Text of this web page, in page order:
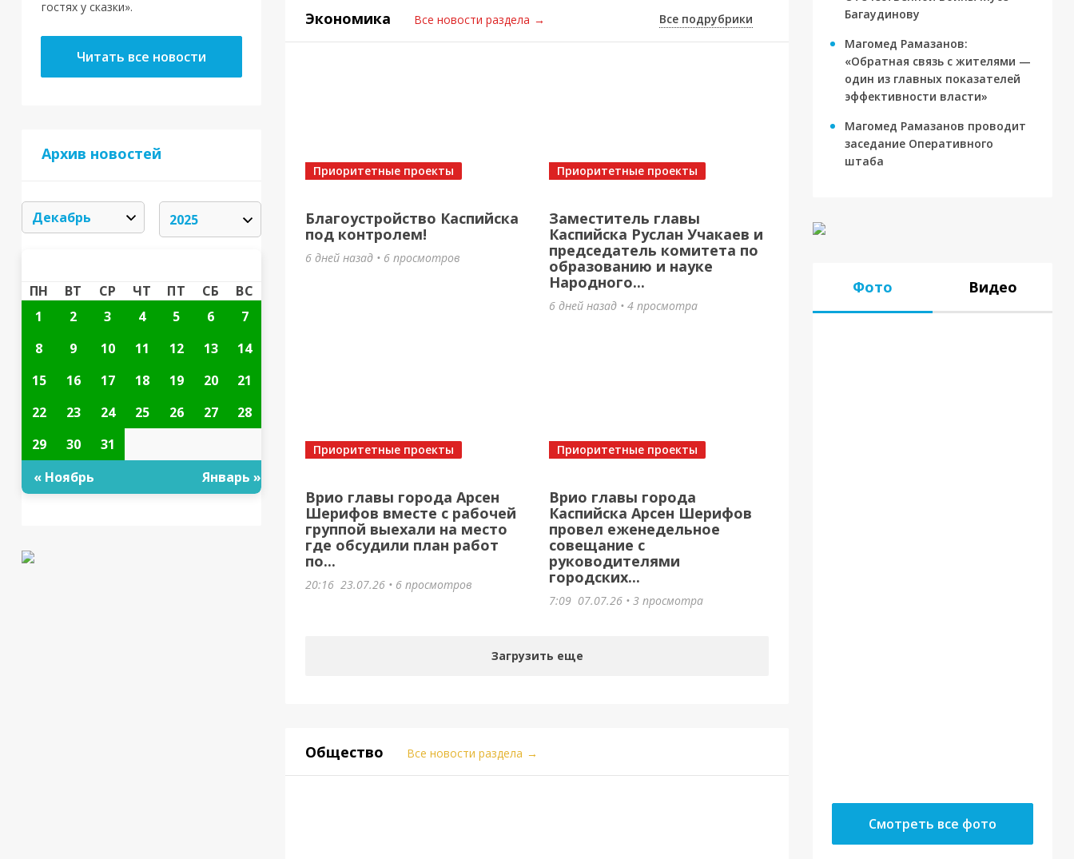
гостях у сказки».
Читать все новости
Архив новостей
ПН ВТ СР ЧТ ПТ СБ
ВС
1
2 3 4 5 6
7
8
9 10 11 12 13
14
15
16 17 18 19 20
21
22
23 24 25 26 27
28
29
30
31
« Ноябрь
Январь »
Золото едет в Каспийск! 🥇
Экономика Все новости раздела → Все подрубрики
Благоустройство Каспийска
под контролем!
Приоритетные проекты
6 дней назад • 6 просмотров
Заместитель главы
Каспийска Руслан Учакаев и
председатель комитета по
образованию и науке
Народного...
Приоритетные проекты
6 дней назад • 4 просмотра
Врио главы города Арсен
Шерифов вместе с рабочей
группой выехали на место
где обсудили план работ
по...
Приоритетные проекты
20:16 23.07.26 • 6 просмотров
Врио главы города
Каспийска Арсен Шерифов
провел еженедельное
совещание с
руководителями
городских...
Приоритетные проекты
7:09 07.07.26 • 3 просмотра
Загрузить еще
Общество Все новости раздела →
Багаудинову
Магомед Рамазанов:
«Обратная связь с жителями —
один из главных показателей
эффективности власти»
Магомед Рамазанов проводит
заседание Оперативного
штаба
Фото Видео
Смотреть все фото